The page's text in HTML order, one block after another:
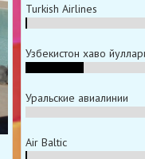
Turkish Airlines
Узбекистон хаво
Уральские авиалинии
Air Baltic